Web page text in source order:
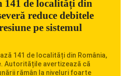
141 de localități din
reduce debitele
pe sistemul
141 de localități din România,
Autoritățile avertizează că
rămân la niveluri foarte